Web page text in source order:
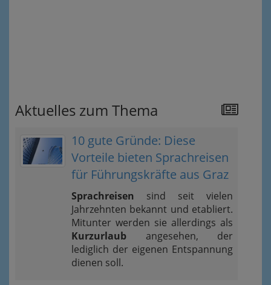
Aktuelles zum Thema
10 gute Gründe: Diese
Vorteile bieten Sprachreisen
für Führungskräfte aus Graz
Sprachreisen sind seit vielen
Jahrzehnten bekannt und etabliert.
Mitunter werden sie allerdings als
Kurzurlaub angesehen, der
lediglich der eigenen Entspannung
dienen soll.